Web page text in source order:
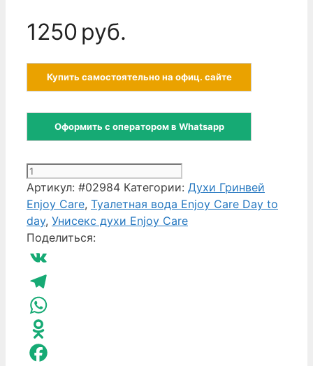
1250 руб.
Купить самостоятельно на офиц. сайте
Оформить с оператором в Whatsapp
Количество
товара
Туалетная
вода
унисекс
EC
to
day
82
Enjoy
Care
Артикул: #02984 Категории: Духи Гринвей
Enjoy Care, Туалетная вода Enjoy Care Day to
day, Унисекс духи Enjoy Care
Поделиться:
VK
Telegram
WhatsApp
Odnoklassniki